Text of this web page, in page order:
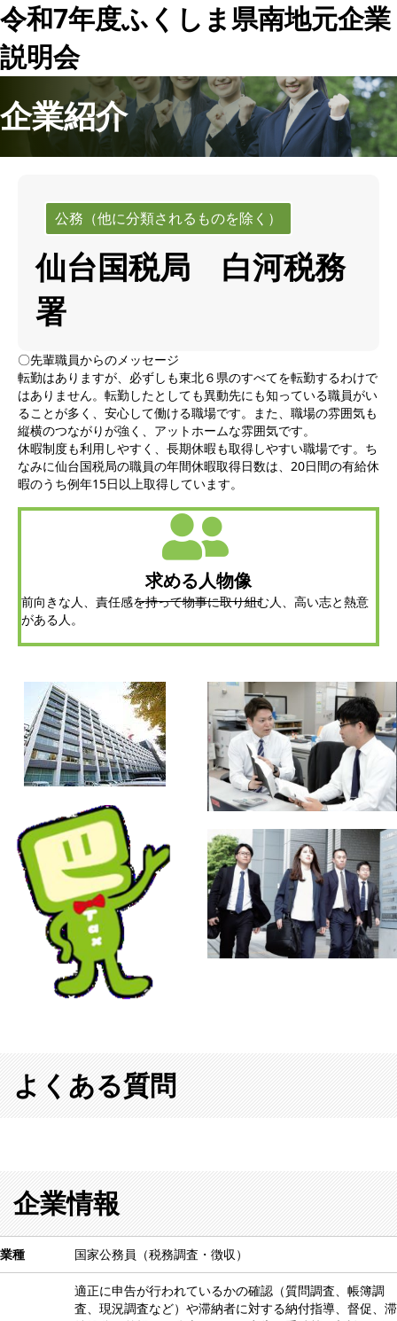
令和7年度ふくしま県南地元企業
説明会
企業紹介
公務（他に分類されるものを除く）
仙台国税局 白河税務
署
〇先輩職員からのメッセージ
転勤はありますが、必ずしも東北６県のすべてを転勤するわけで
はありません。転勤したとしても異動先にも知っている職員がい
ることが多く、安心して働ける職場です。また、職場の雰囲気も
縦横のつながりが強く、アットホームな雰囲気です。
休暇制度も利用しやすく、長期休暇も取得しやすい職場です。ち
なみに仙台国税局の職員の年間休暇取得日数は、20日間の有給休
暇のうち例年15日以上取得しています。
求める人物像
前向きな人、責任感を持って物事に取り組む人、高い志と熱意
がある人。
よくある質問
企業情報
業種 国家公務員（税務調査・徴収）
適正に申告が行われているかの確認（質問調査、帳簿調
査、現況調査など）や滞納者に対する納付指導、督促、滞